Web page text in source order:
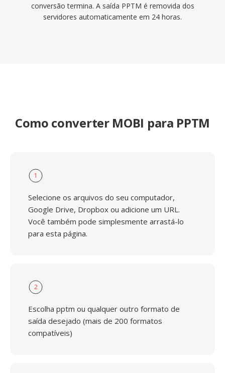
conversão termina. A saída PPTM é removida dos
servidores automaticamente em 24 horas.
Como converter MOBI para PPTM
1
Selecione os arquivos do seu computador,
Google Drive, Dropbox ou adicione um URL.
Você também pode simplesmente arrastá-lo
para esta página.
2
Escolha pptm ou qualquer outro formato de
saída desejado (mais de 200 formatos
compatíveis)